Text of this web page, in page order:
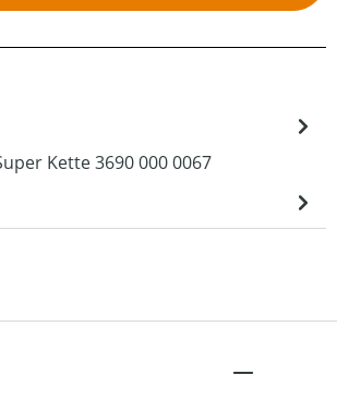
Kette 3690 000 0067